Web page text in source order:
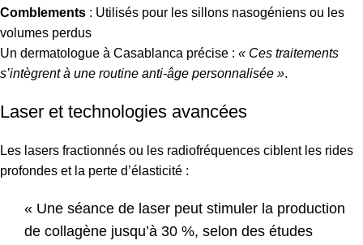
Comblements : Utilisés pour les sillons nasogéniens ou les
volumes perdus
Un dermatologue à Casablanca précise : « Ces traitements
s’intègrent à une routine anti-âge personnalisée ».
Laser et technologies avancées
Les lasers fractionnés ou les radiofréquences ciblent les rides
profondes et la perte d’élasticité :
« Une séance de laser peut stimuler la production
de collagène jusqu’à 30 %, selon des études